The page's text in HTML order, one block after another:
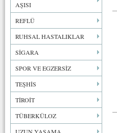
AŞISI
REFLÜ
RUHSAL HASTALIKLAR
SİGARA
SPOR VE EGZERSİZ
TEŞHİS
TİROİT
TÜBERKÜLOZ